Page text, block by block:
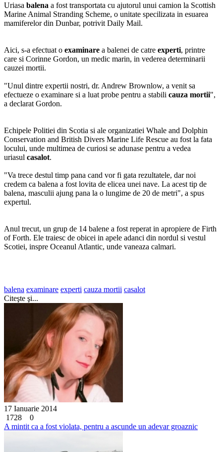
Uriasa balena a fost transportata cu ajutorul unui camion la Scottish
Marine Animal Stranding Scheme, o unitate specilizata in esuarea
mamiferelor din Dunbar, potrivit Daily Mail.
Aici, s-a efectuat o examinare a balenei de catre experti, printre
care si Corinne Gordon, un medic marin, in vederea determinarii
cauzei mortii.
"Unul dintre expertii nostri, dr. Andrew Brownlow, a venit sa
efectueze o examinare si a luat probe pentru a stabili cauza mortii",
a declarat Gordon.
Echipele Politiei din Scotia si ale organizatiei Whale and Dolphin
Conservation and British Divers Marine Life Rescue au fost la fata
locului, unde multimea de curiosi se adunase pentru a vedea
uriasul casalot.
"Va trece destul timp pana cand vor fi gata rezultatele, dar noi
credem ca balena a fost lovita de elicea unei nave. La acest tip de
balena, masculii ajung pana la o lungime de 20 de metri", a spus
expertul.
Anul trecut, un grup de 14 balene a fost reperat in apropiere de Firth
of Forth. Ele traiesc de obicei in apele adanci din nordul si vestul
Scotiei, inspre Oceanul Atlantic, unde vaneaza calmari.
balena examinare experti cauza mortii casalot
Citeşte şi...
17 Ianuarie 2014
1728
0
A mintit ca a fost violata, pentru a ascunde un adevar groaznic